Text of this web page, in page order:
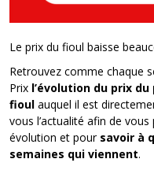
Le prix du fioul baisse
Retrouvez comme chaque
Prix l’évolution du prix
fioul auquel il est
vous l’actualité afin de
évolution et pour savoir à
semaines qui viennent.